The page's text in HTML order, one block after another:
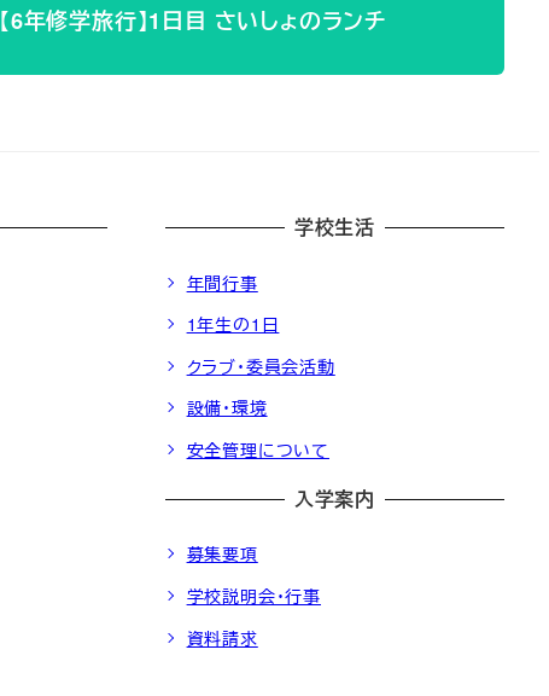
【6年修学旅行】1日目 さいしょのランチ
学校生活
年間行事
1年生の1日
クラブ・委員会活動
設備・環境
安全管理について
入学案内
募集要項
学校説明会・行事
資料請求